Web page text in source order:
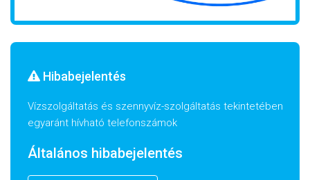
Hibabejelentés
Vízszolgáltatás és szennyvíz-szolgáltatás tekintetében
egyaránt hívható telefonszámok
Általános hibabejelentés